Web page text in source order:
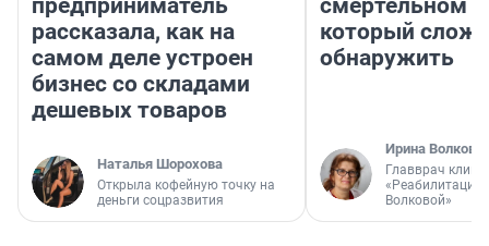
предприниматель
рассказала, как на
самом деле устроен
бизнес со складами
дешевых товаров
Наталья Шорохова
Открыла кофейную точку на
деньги соцразвития
смертельном
который
обнаружить
Ирина Волкова
Главврач
«Реабилитация
Волковой»